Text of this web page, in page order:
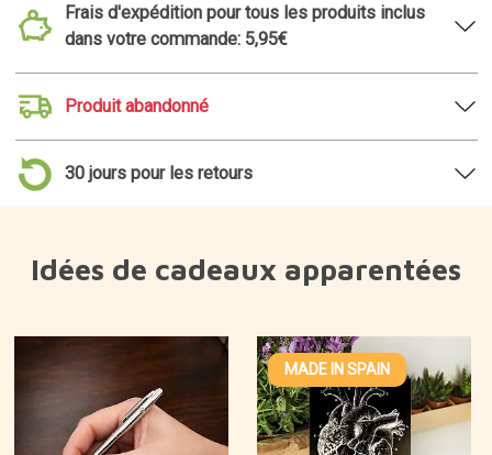
Frais d'expédition pour tous les produits inclus
dans votre commande: 5,95€
Produit abandonné
30 jours pour les retours
Idées de cadeaux apparentées
MADE IN SPAIN